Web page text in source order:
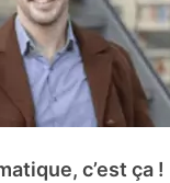
c’est ça !